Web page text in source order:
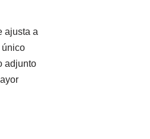
ajusta a
único
adjunto